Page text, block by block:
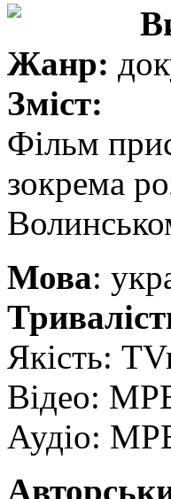
Жанр:
Зміст:
Фільм
зокрема
Мова:
Якість:
Відео:
Аудіо: